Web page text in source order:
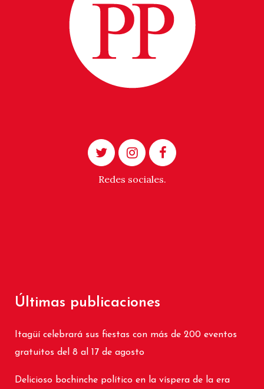
Redes sociales.
Últimas publicaciones
Itagüí celebrará sus fiestas con más de 200 eventos
gratuitos del 8 al 17 de agosto
Delicioso bochinche político en la víspera de la era